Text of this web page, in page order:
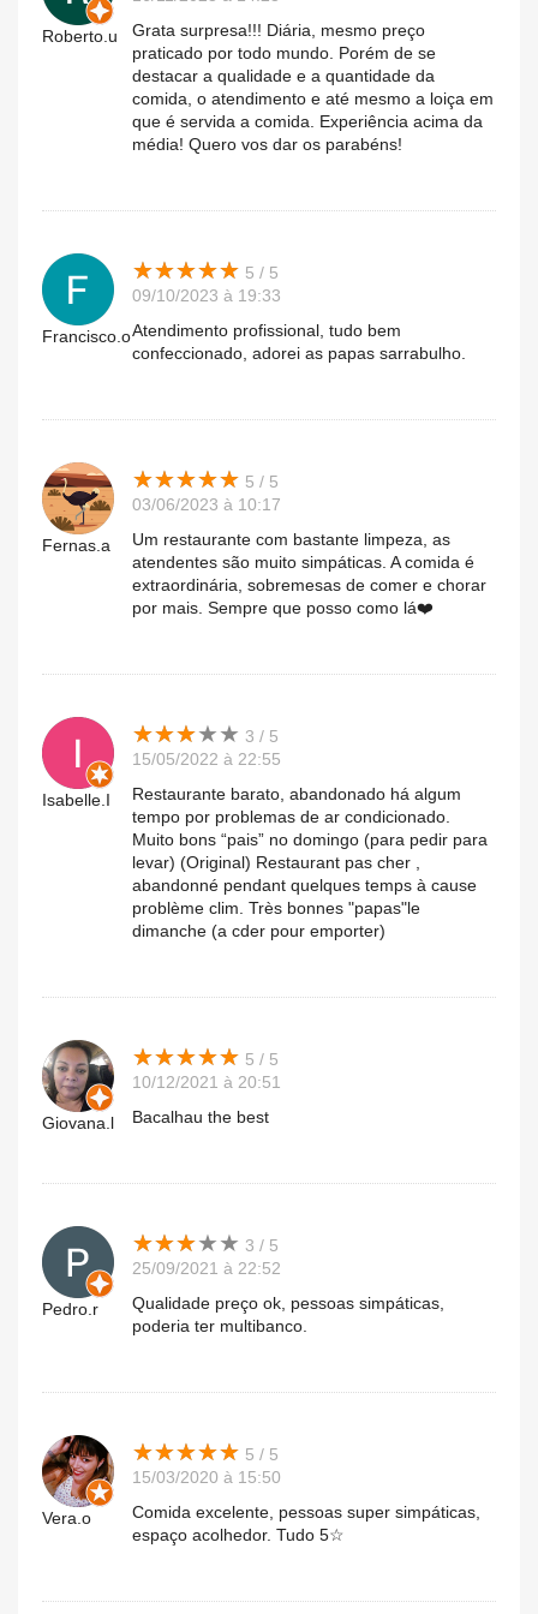
Roberto.u
Grata surpresa!!! Diária, mesmo preço
praticado por todo mundo. Porém de se
destacar a qualidade e a quantidade da
comida, o atendimento e até mesmo a loiça em
que é servida a comida. Experiência acima da
média! Quero vos dar os parabéns!
Francisco.o
★★★★★
★★★★★ 5 / 5
09/10/2023 à 19:33
Atendimento profissional, tudo bem
confeccionado, adorei as papas sarrabulho.
Fernas.a
★★★★★
★★★★★ 5 / 5
03/06/2023 à 10:17
Um restaurante com bastante limpeza, as
atendentes são muito simpáticas. A comida é
extraordinária, sobremesas de comer e chorar
por mais. Sempre que posso como lá❤️
Isabelle.I
★★★★★
★★★★★ 3 / 5
15/05/2022 à 22:55
Restaurante barato, abandonado há algum
tempo por problemas de ar condicionado.
Muito bons “pais” no domingo (para pedir para
levar) (Original) Restaurant pas cher ,
abandonné pendant quelques temps à cause
problème clim. Très bonnes "papas"le
dimanche (a cder pour emporter)
Giovana.l
★★★★★
★★★★★ 5 / 5
10/12/2021 à 20:51
Bacalhau the best
Pedro.r
★★★★★
★★★★★ 3 / 5
25/09/2021 à 22:52
Qualidade preço ok, pessoas simpáticas,
poderia ter multibanco.
Vera.o
★★★★★
★★★★★ 5 / 5
15/03/2020 à 15:50
Comida excelente, pessoas super simpáticas,
espaço acolhedor. Tudo 5☆